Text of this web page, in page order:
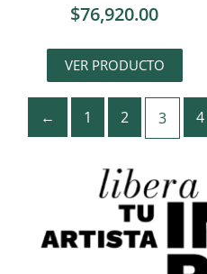
$76,920.00
VER PRODUCTO
← 1 2 3 4